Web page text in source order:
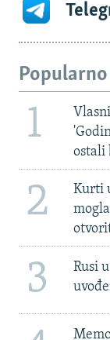
Popularno
1
ostali
2
Kurti
3
Rusi